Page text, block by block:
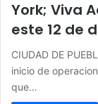
York; Viva
este 12 de
CIUDAD DE
inicio de
que…